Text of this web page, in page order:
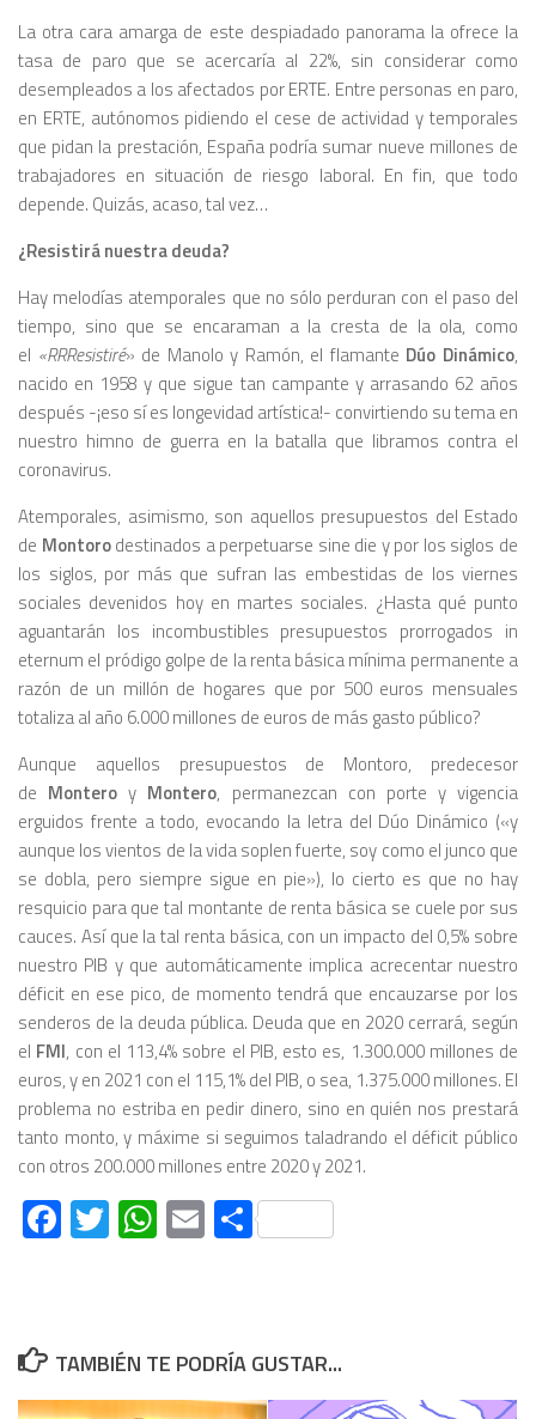
La otra cara amarga de este despiadado panorama la ofrece la
tasa de paro que se acercaría al 22%, sin considerar como
desempleados a los afectados por ERTE. Entre personas en paro,
en ERTE, autónomos pidiendo el cese de actividad y temporales
que pidan la prestación, España podría sumar nueve millones de
trabajadores en situación de riesgo laboral. En fin, que todo
depende. Quizás, acaso, tal vez…
¿Resistirá nuestra deuda?
Hay melodías atemporales que no sólo perduran con el paso del
tiempo, sino que se encaraman a la cresta de la ola, como
el «RRResistiré» de Manolo y Ramón, el flamante Dúo Dinámico,
nacido en 1958 y que sigue tan campante y arrasando 62 años
después -¡eso sí es longevidad artística!- convirtiendo su tema en
nuestro himno de guerra en la batalla que libramos contra el
coronavirus.
Atemporales, asimismo, son aquellos presupuestos del Estado
de Montorodestinados a perpetuarse sine die y por los siglos de
los siglos, por más que sufran las embestidas de los viernes
sociales devenidos hoy en martes sociales. ¿Hasta qué punto
aguantarán los incombustibles presupuestos prorrogados in
eternum el pródigo golpe de la renta básica mínima permanente a
razón de un millón de hogares que por 500 euros mensuales
totaliza al año 6.000 millones de euros de más gasto público?
Aunque aquellos presupuestos de Montoro, predecesor
de Montero y Montero, permanezcan con porte y vigencia
erguidos frente a todo, evocando la letra del Dúo Dinámico («y
aunque los vientos de la vida soplen fuerte, soy como el junco que
se dobla, pero siempre sigue en pie»), lo cierto es que no hay
resquicio para que tal montante de renta básica se cuele por sus
cauces. Así que la tal renta básica, con un impacto del 0,5% sobre
nuestro PIB y que automáticamente implica acrecentar nuestro
déficit en ese pico, de momento tendrá que encauzarse por los
senderos de la deuda pública. Deuda que en 2020 cerrará, según
el FMI, con el 113,4% sobre el PIB, esto es, 1.300.000 millones de
euros, y en 2021 con el 115,1% del PIB, o sea, 1.375.000 millones. El
problema no estriba en pedir dinero, sino en quién nos prestará
tanto monto, y máxime si seguimos taladrando el déficit público
con otros 200.000 millones entre 2020 y 2021.
Facebook
Twitter
WhatsApp
EmailCompartir
TAMBIÉN TE PODRÍA GUSTAR...